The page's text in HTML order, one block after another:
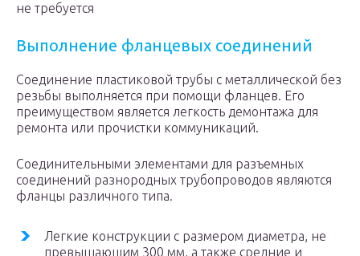
не требуется
Выполнение фланцевых соединений
Соединение пластиковой трубы с металлической без
резьбы выполняется при помощи фланцев. Его
преимуществом является легкость демонтажа для
ремонта или прочистки коммуникаций.
Соединительными элементами для разъемных
соединений разнородных трубопроводов являются
фланцы различного типа.
Легкие конструкции с размером диаметра, не
превышающим 300 мм, а также средние и